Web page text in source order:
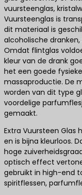
vuursteenglas,
Vuursteenglas is
dit materiaal is
alcoholische dranken,
Omdat flintglas
kleur van de drank
het een goede
massaproductie. De
worden van dit type
voordelige
gemaakt.
Extra Vuursteen
en is bijna kleurloos.
hoge
optisch effect
gebruikt in high-end
spiritflessen,